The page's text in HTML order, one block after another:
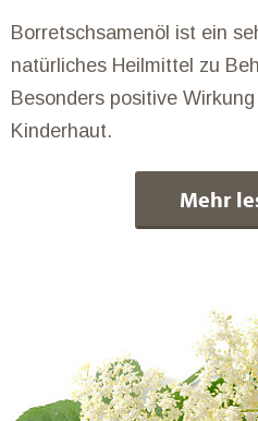
Borretschsamenöl ist ein
natürliches Heilmittel zu
Besonders positive
Kinderhaut.
Mehr